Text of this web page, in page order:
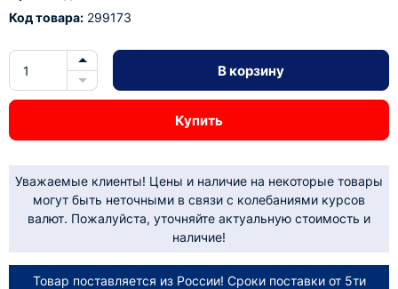
Код товара: 299173
В корзину
Купить
Уважаемые клиенты! Цены и наличие на некоторые товары
могут быть неточными в связи с колебаниями курсов
валют. Пожалуйста, уточняйте актуальную стоимость и
наличие!
Товар поставляется из России! Сроки поставки от 5ти